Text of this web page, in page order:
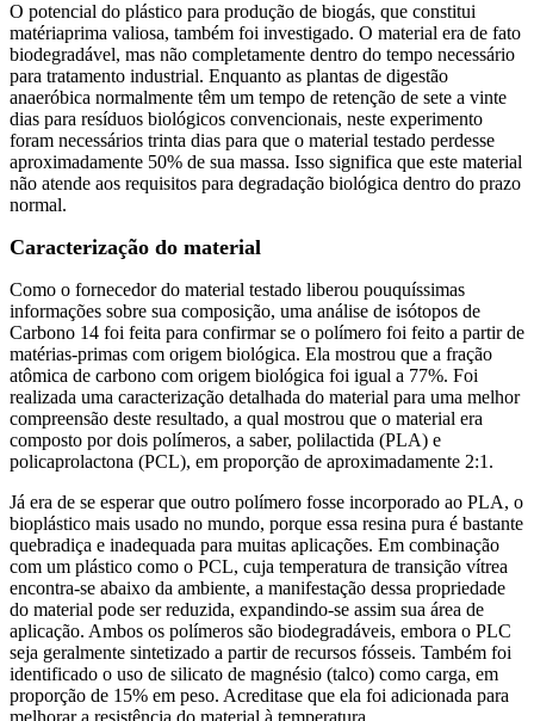
O potencial do plástico para produção de biogás, que constitui
matériaprima valiosa, também foi investigado. O material era de fato
biodegradável, mas não completamente dentro do tempo necessário
para tratamento industrial. Enquanto as plantas de digestão
anaeróbica normalmente têm um tempo de retenção de sete a vinte
dias para resíduos biológicos convencionais, neste experimento
foram necessários trinta dias para que o material testado perdesse
aproximadamente 50% de sua massa. Isso significa que este material
não atende aos requisitos para degradação biológica dentro do prazo
normal.
Caracterização do material
Como o fornecedor do material testado liberou pouquíssimas
informações sobre sua composição, uma análise de isótopos de
Carbono 14 foi feita para confirmar se o polímero foi feito a partir de
matérias-primas com origem biológica. Ela mostrou que a fração
atômica de carbono com origem biológica foi igual a 77%. Foi
realizada uma caracterização detalhada do material para uma melhor
compreensão deste resultado, a qual mostrou que o material era
composto por dois polímeros, a saber, polilactida (PLA) e
policaprolactona (PCL), em proporção de aproximadamente 2:1.
Já era de se esperar que outro polímero fosse incorporado ao PLA, o
bioplástico mais usado no mundo, porque essa resina pura é bastante
quebradiça e inadequada para muitas aplicações. Em combinação
com um plástico como o PCL, cuja temperatura de transição vítrea
encontra-se abaixo da ambiente, a manifestação dessa propriedade
do material pode ser reduzida, expandindo-se assim sua área de
aplicação. Ambos os polímeros são biodegradáveis, embora o PLC
seja geralmente sintetizado a partir de recursos fósseis. Também foi
identificado o uso de silicato de magnésio (talco) como carga, em
proporção de 15% em peso. Acreditase que ela foi adicionada para